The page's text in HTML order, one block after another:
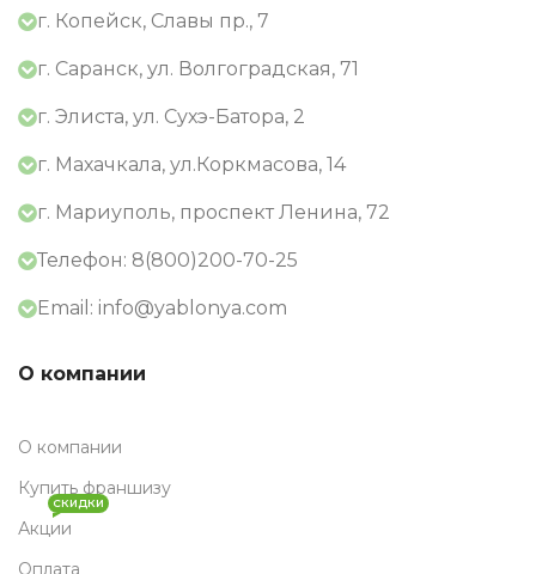
г. Копейск, Славы пр., 7
г. Саранск, ул. Волгоградская, 71
г. Элиста, ул. Сухэ-Батора, 2
г. Махачкала, ул.Коркмасова, 14
г. Мариуполь, проспект Ленина, 72
Телефон: 8(800)200-70-25
Email: info@yablonya.com
О компании
О компании
Купить франшизу
Акции
СКИДКИ
Оплата